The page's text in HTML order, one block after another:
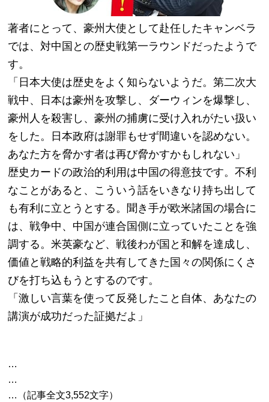
著者にとって、豪州大使として赴任したキャンベラ
では、対中国との歴史戦第一ラウンドだったようで
す。
「日本大使は歴史をよく知らないようだ。第二次大
戦中、日本は豪州を攻撃し、ダーウィンを爆撃し、
豪州人を殺害し、豪州の捕虜に受け入れがたい扱い
をした。日本政府は謝罪もせず間違いを認めない。
あなた方を脅かす者は再び脅かすかもしれない」
歴史カードの政治的利用は中国の得意技です。不利
なことがあると、こういう話をいきなり持ち出して
も有利に立とうとする。聞き手が欧米諸国の場合に
は、戦争中、中国が連合国側に立っていたことを強
調する。米英豪など、戦後わが国と和解を達成し、
価値と戦略的利益を共有してきた国々の関係にくさ
びを打ち込もうとするのです。
「激しい言葉を使って反発したこと自体、あなたの
講演が成功だった証拠だよ」
…
…